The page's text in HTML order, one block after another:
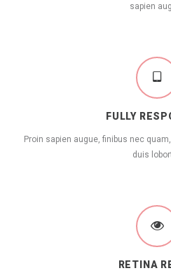
sapien
FULLY
Proin sapien augue, finibus nec
duis
RETINA